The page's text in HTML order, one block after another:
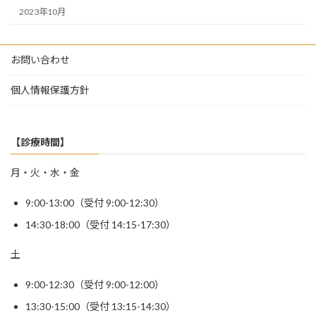
2023年10月
お問い合わせ
個人情報保護方針
【診療時間】
月・火・水・金
9:00-13:00（受付 9:00-12:30）
14:30-18:00（受付 14:15-17:30）
土
9:00-12:30（受付 9:00-12:00）
13:30-15:00（受付 13:15-14:30）